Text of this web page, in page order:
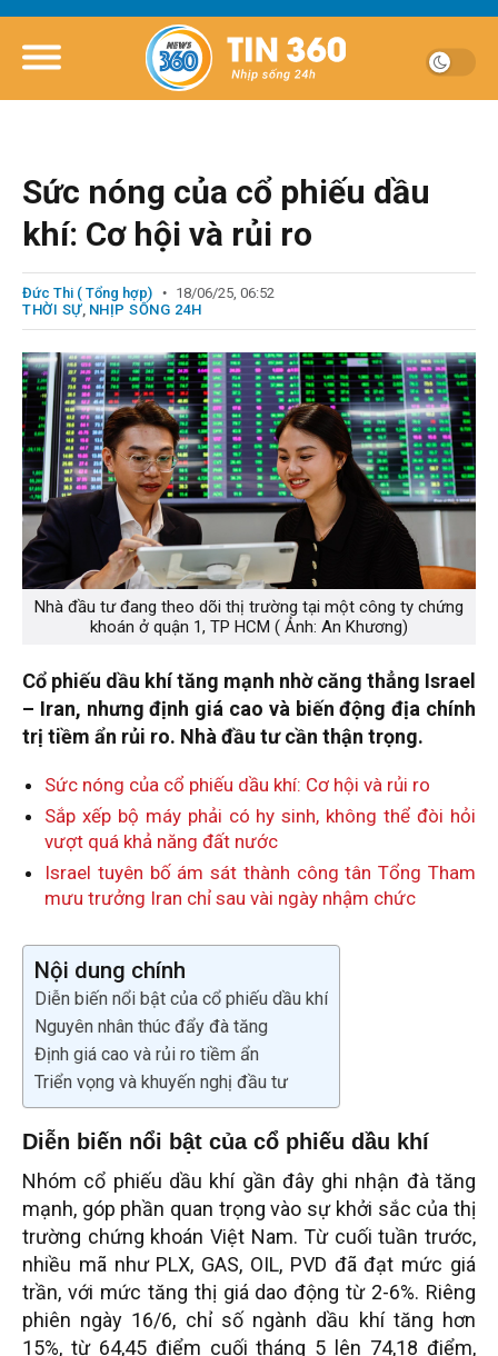
Sức nóng của cổ phiếu dầu
khí: Cơ hội và rủi ro
Đức Thi ( Tổng hợp)
18/06/25, 06:52
THỜI SỰ, NHỊP SỐNG 24H
Nhà đầu tư đang theo dõi thị trường tại một công ty chứng
khoán ở quận 1, TP HCM ( Ảnh: An Khương)
Cổ phiếu dầu khí tăng mạnh nhờ căng thẳng Israel
– Iran, nhưng định giá cao và biến động địa chính
trị tiềm ẩn rủi ro. Nhà đầu tư cần thận trọng.
Sức nóng của cổ phiếu dầu khí: Cơ hội và rủi ro
Sắp xếp bộ máy phải có hy sinh, không thể đòi hỏi
vượt quá khả năng đất nước
Israel tuyên bố ám sát thành công tân Tổng Tham
mưu trưởng Iran chỉ sau vài ngày nhậm chức
Nội dung chính
Diễn biến nổi bật của cổ phiếu dầu khí
Nguyên nhân thúc đẩy đà tăng
Định giá cao và rủi ro tiềm ẩn
Triển vọng và khuyến nghị đầu tư
Diễn biến nổi bật của cổ phiếu dầu khí
Nhóm cổ phiếu dầu khí gần đây ghi nhận đà tăng
mạnh, góp phần quan trọng vào sự khởi sắc của thị
trường chứng khoán Việt Nam. Từ cuối tuần trước,
nhiều mã như PLX, GAS, OIL, PVD đã đạt mức giá
trần, với mức tăng thị giá dao động từ 2-6%. Riêng
phiên ngày 16/6, chỉ số ngành dầu khí tăng hơn
15%, từ 64,45 điểm cuối tháng 5 lên 74,18 điểm,